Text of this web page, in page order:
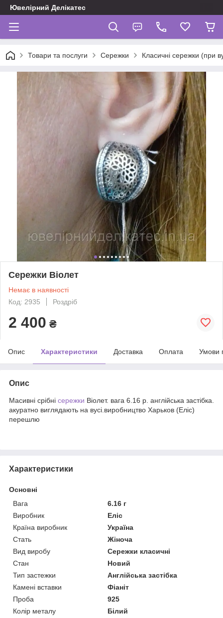
Ювелірний Делікатес
Товари та послуги Сережки Класичні сережки (при
Сережки Віолет
Немає в наявності
Код: 2935
Роздріб
2 400 ₴
Опис Характеристики Доставка Оплата Умови
Опис
Масивні срібні сережки Віолет. вага 6.16 р. англійська застібка.
акуратно виглядають на вусі.виробництво Харьков (Еліс)
перешлю
Характеристики
Основні
Вага
6.16 г
Виробник
Еліс
Країна виробник
Україна
Стать
Жіноча
Вид виробу
Сережки класичні
Стан
Новий
Тип застежки
Англійська застібка
Камені вставки
Фіаніт
Проба
925
Колір металу
Білий